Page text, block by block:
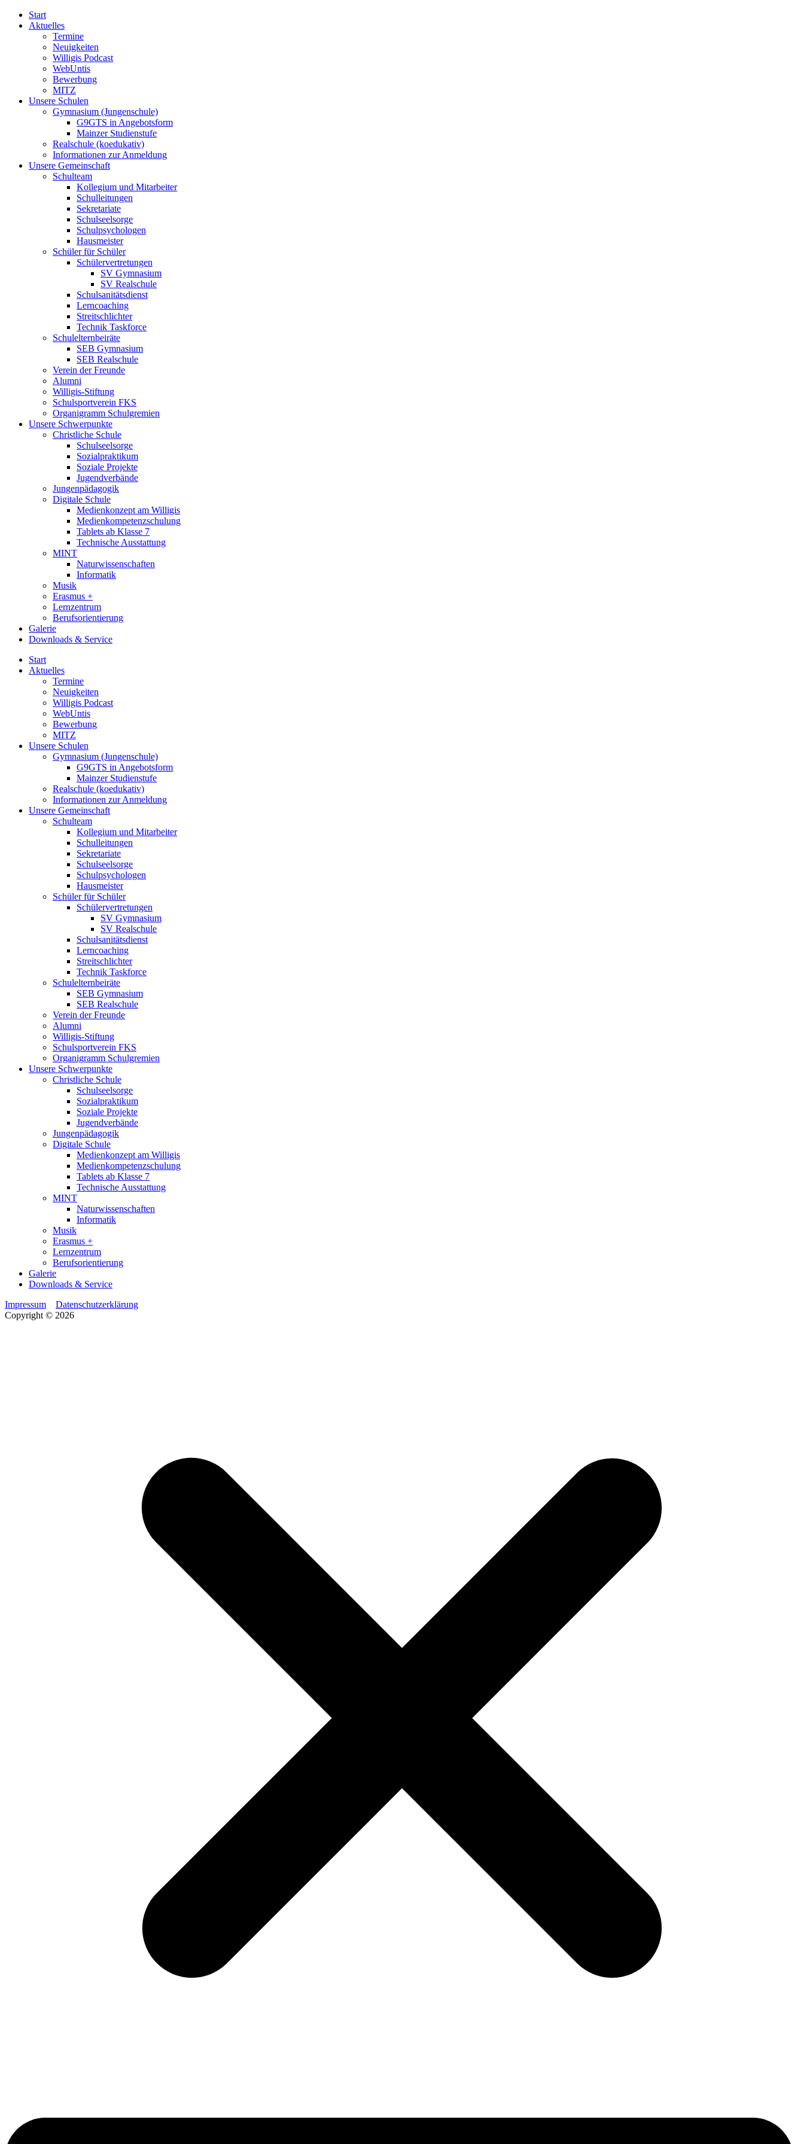
Start
Aktuelles
Termine
Neuigkeiten
Willigis Podcast
WebUntis
Bewerbung
MITZ
Unsere Schulen
Gymnasium (Jungenschule)
G9GTS in Angebotsform
Mainzer Studienstufe
Realschule (koedukativ)
Informationen zur Anmeldung
Unsere Gemeinschaft
Schulteam
Kollegium und Mitarbeiter
Schulleitungen
Sekretariate
Schulseelsorge
Schulpsychologen
Hausmeister
Schüler für Schüler
Schülervertretungen
SV Gymnasium
SV Realschule
Schulsanitätsdienst
Lerncoaching
Streitschlichter
Technik Taskforce
Schulelternbeiräte
SEB Gymnasium
SEB Realschule
Verein der Freunde
Alumni
Willigis-Stiftung
Schulsportverein FKS
Organigramm Schulgremien
Unsere Schwerpunkte
Christliche Schule
Schulseelsorge
Sozialpraktikum
Soziale Projekte
Jugendverbände
Jungenpädagogik
Digitale Schule
Medienkonzept am Willigis
Medienkompetenzschulung
Tablets ab Klasse 7
Technische Ausstattung
MINT
Naturwissenschaften
Informatik
Musik
Erasmus +
Lernzentrum
Berufsorientierung
Galerie
Downloads & Service
Start
Aktuelles
Termine
Neuigkeiten
Willigis Podcast
WebUntis
Bewerbung
MITZ
Unsere Schulen
Gymnasium (Jungenschule)
G9GTS in Angebotsform
Mainzer Studienstufe
Realschule (koedukativ)
Informationen zur Anmeldung
Unsere Gemeinschaft
Schulteam
Kollegium und Mitarbeiter
Schulleitungen
Sekretariate
Schulseelsorge
Schulpsychologen
Hausmeister
Schüler für Schüler
Schülervertretungen
SV Gymnasium
SV Realschule
Schulsanitätsdienst
Lerncoaching
Streitschlichter
Technik Taskforce
Schulelternbeiräte
SEB Gymnasium
SEB Realschule
Verein der Freunde
Alumni
Willigis-Stiftung
Schulsportverein FKS
Organigramm Schulgremien
Unsere Schwerpunkte
Christliche Schule
Schulseelsorge
Sozialpraktikum
Soziale Projekte
Jugendverbände
Jungenpädagogik
Digitale Schule
Medienkonzept am Willigis
Medienkompetenzschulung
Tablets ab Klasse 7
Technische Ausstattung
MINT
Naturwissenschaften
Informatik
Musik
Erasmus +
Lernzentrum
Berufsorientierung
Galerie
Downloads & Service
Impressum
Datenschutzerklärung
Copyright © 2026